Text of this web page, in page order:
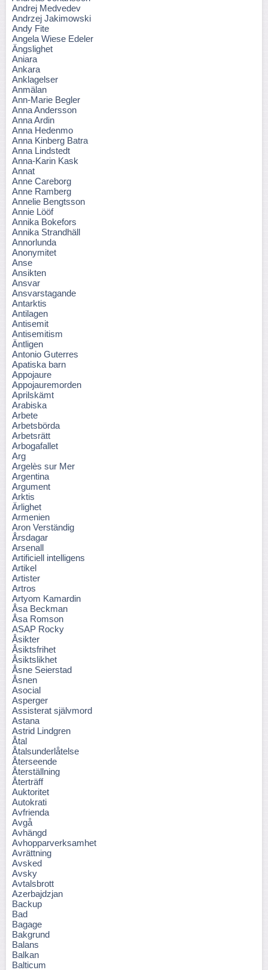
Andrej Medvedev
Andrzej Jakimowski
Andy Fite
Angela Wiese Edeler
Ängslighet
Aniara
Ankara
Anklagelser
Anmälan
Ann-Marie Begler
Anna Andersson
Anna Ardin
Anna Hedenmo
Anna Kinberg Batra
Anna Lindstedt
Anna-Karin Kask
Annat
Anne Careborg
Anne Ramberg
Annelie Bengtsson
Annie Lööf
Annika Bokefors
Annika Strandhäll
Annorlunda
Anonymitet
Anse
Ansikten
Ansvar
Ansvarstagande
Antarktis
Antilagen
Antisemit
Antisemitism
Äntligen
Antonio Guterres
Apatiska barn
Appojaure
Appojauremorden
Aprilskämt
Arabiska
Arbete
Arbetsbörda
Arbetsrätt
Arbogafallet
Arg
Argelès sur Mer
Argentina
Argument
Arktis
Ärlighet
Armenien
Aron Verständig
Årsdagar
Arsenall
Artificiell intelligens
Artikel
Artister
Artros
Artyom Kamardin
Åsa Beckman
Åsa Romson
ASAP Rocky
Åsikter
Åsiktsfrihet
Åsiktslikhet
Åsne Seierstad
Åsnen
Asocial
Asperger
Assisterat självmord
Astana
Astrid Lindgren
Åtal
Åtalsunderlåtelse
Återseende
Återställning
Återträff
Auktoritet
Autokrati
Avfrienda
Avgå
Avhängd
Avhopparverksamhet
Avrättning
Avsked
Avsky
Avtalsbrott
Azerbajdzjan
Backup
Bad
Bagage
Bakgrund
Balans
Balkan
Balticum